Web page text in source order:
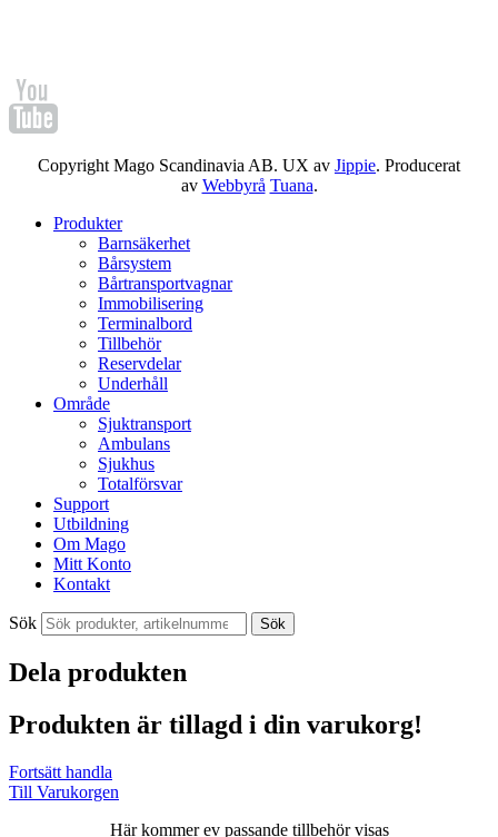
Copyright Mago Scandinavia AB. UX av Jippie. Producerat
av Webbyrå Tuana.
Produkter
Barnsäkerhet
Bårsystem
Bårtransportvagnar
Immobilisering
Terminalbord
Tillbehör
Reservdelar
Underhåll
Område
Sjuktransport
Ambulans
Sjukhus
Totalförsvar
Support
Utbildning
Om Mago
Mitt Konto
Kontakt
Sök Sök
Dela produkten
Produkten är tillagd i din varukorg!
Fortsätt handla
Till Varukorgen
Här kommer ev passande tillbehör visas